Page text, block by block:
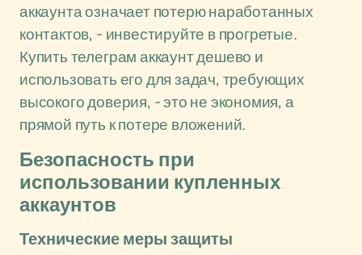
аккаунта означает потерю наработанных
контактов, - инвестируйте в прогретые.
Купить телеграм аккаунт дешево и
использовать его для задач, требующих
высокого доверия, - это не экономия, а
прямой путь к потере вложений.
Безопасность при
использовании купленных
аккаунтов
Технические меры защиты